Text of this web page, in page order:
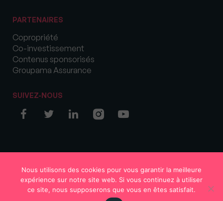
PARTENAIRES
Copropriété
Co-investissement
Contenus sponsorisés
Groupama Assurance
SUIVEZ-NOUS
Nous utilisons des cookies pour vous garantir la meilleure
expérience sur notre site web. Si vous continuez à utiliser
ce site, nous supposerons que vous en êtes satisfait.